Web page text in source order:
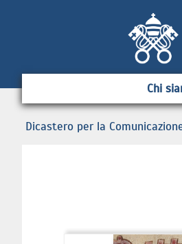
Chi
Dicastero per la